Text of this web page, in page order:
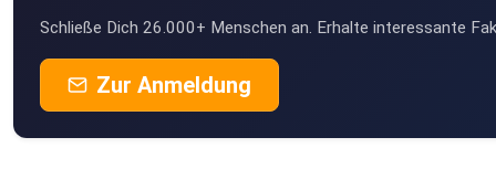
münchen
Horoe
Go
Schließe Dich 26.000+ Menschen an. Erhalte interessante
Zur Anmeldung